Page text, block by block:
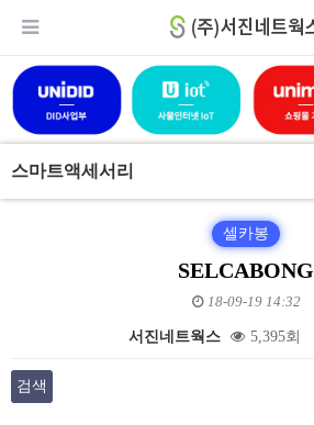
스마트액세서리
셀카봉
SELCABONG
18-09-19 14:32
서진네트웍스 5,395회
검색